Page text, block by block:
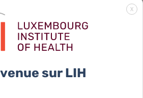
02 Juin 2020
Predi-COVID –
scenes
X
sur LIH